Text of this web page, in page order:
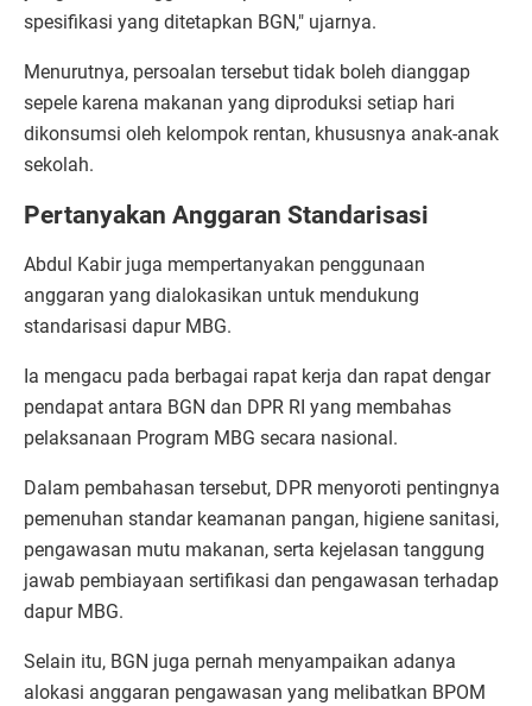
spesifikasi yang ditetapkan BGN," ujarnya.
Menurutnya, persoalan tersebut tidak boleh dianggap
sepele karena makanan yang diproduksi setiap hari
dikonsumsi oleh kelompok rentan, khususnya anak-anak
sekolah.
Pertanyakan Anggaran Standarisasi
Abdul Kabir juga mempertanyakan penggunaan
anggaran yang dialokasikan untuk mendukung
standarisasi dapur MBG.
Ia mengacu pada berbagai rapat kerja dan rapat dengar
pendapat antara BGN dan DPR RI yang membahas
pelaksanaan Program MBG secara nasional.
Dalam pembahasan tersebut, DPR menyoroti pentingnya
pemenuhan standar keamanan pangan, higiene sanitasi,
pengawasan mutu makanan, serta kejelasan tanggung
jawab pembiayaan sertifikasi dan pengawasan terhadap
dapur MBG.
Selain itu, BGN juga pernah menyampaikan adanya
alokasi anggaran pengawasan yang melibatkan BPOM